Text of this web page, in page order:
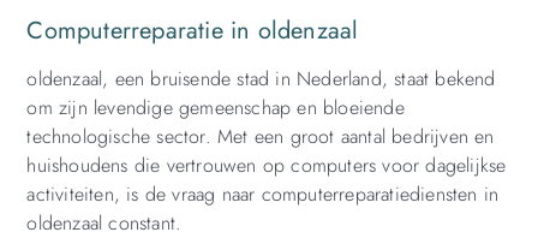
Computerreparatie in oldenzaal
oldenzaal, een bruisende stad in Nederland, staat bekend
om zijn levendige gemeenschap en bloeiende
technologische sector. Met een groot aantal bedrijven en
huishoudens die vertrouwen op computers voor dagelijkse
activiteiten, is de vraag naar computerreparatiediensten in
oldenzaal constant.